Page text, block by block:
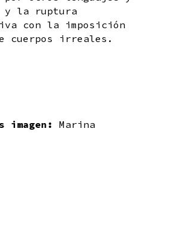
y la ruptura
con la imposición
cuerpos irreales.
imagen:
Marina